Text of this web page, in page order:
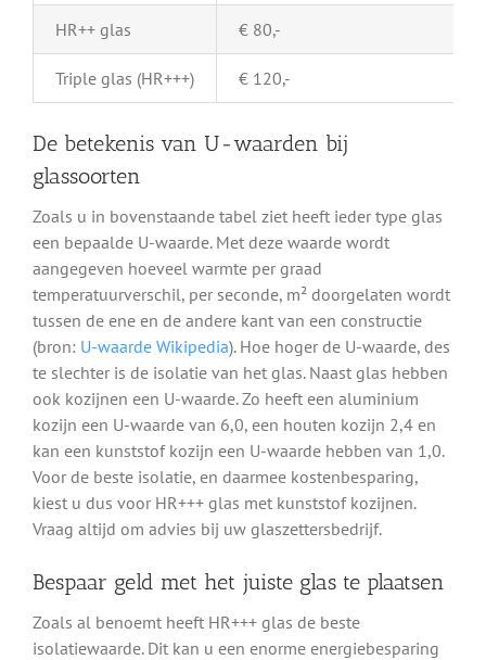
HR++ glas € 80,-
Triple glas (HR+++) € 120,-
De betekenis van U-waarden bij
glassoorten
Zoals u in bovenstaande tabel ziet heeft ieder type glas
een bepaalde U-waarde. Met deze waarde wordt
aangegeven hoeveel warmte per graad
temperatuurverschil, per seconde, m² doorgelaten wordt
tussen de ene en de andere kant van een constructie
(bron: U-waarde Wikipedia). Hoe hoger de U-waarde, des
te slechter is de isolatie van het glas. Naast glas hebben
ook kozijnen een U-waarde. Zo heeft een aluminium
kozijn een U-waarde van 6,0, een houten kozijn 2,4 en
kan een kunststof kozijn een U-waarde hebben van 1,0.
Voor de beste isolatie, en daarmee kostenbesparing,
kiest u dus voor HR+++ glas met kunststof kozijnen.
Vraag altijd om advies bij uw glaszettersbedrijf.
Bespaar geld met het juiste glas te plaatsen
Zoals al benoemt heeft HR+++ glas de beste
isolatiewaarde. Dit kan u een enorme energiebesparing